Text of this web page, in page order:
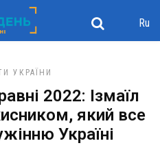
Ru
УКРАЇНИ
2022: Ізмаїл
який все
Україні